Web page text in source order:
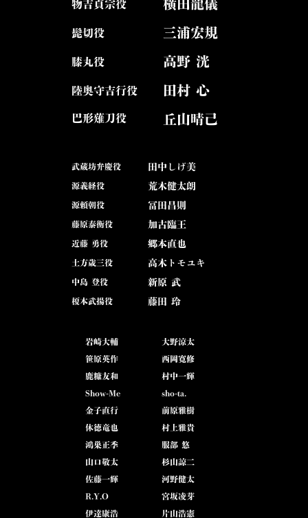
物吉貞宗役 横田龍儀
髭切役 三浦宏規
膝丸役 高野 洸
陸奥守吉行役 田村 心
巴形薙刀役 丘山晴己
武蔵坊弁慶役 田中しげ美
源義経役 荒木健太朗
源頼朝役 冨田昌則
藤原泰衡役 加古臨王
近藤 勇役 郷本直也
土方歳三役 高木トモユキ
中島 登役 新原 武
榎本武揚役 藤田 玲
岩崎大輔 大野涼太
笹原英作 西岡寛修
鹿糠友和 村中一輝
Show-Me sho-ta.
金子直行 前原雅樹
休徳竜也 村上雅貴
鴻巣正季 服部 悠
山口敬太 杉山諒二
佐藤一輝 河野健太
R.Y.O 宮坂凌芽
伊達康浩 片山浩憲